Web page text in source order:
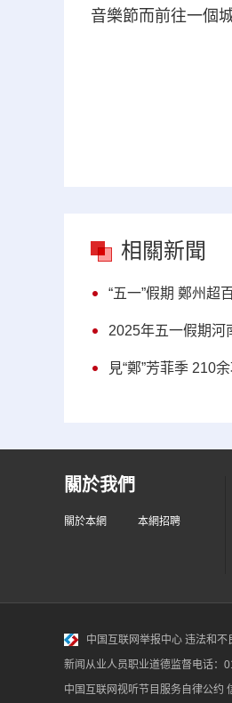
音樂節而前往一個
相關新聞
“五一”假期 鄭州超
2025年五一假期河
見“鄭”芳菲季 210
關於我們
關於本網 本網招聘
中国互联网举报中心 违法和不
新闻从业人员职业道德监督电话
中国互联网视听节目服务自律公约